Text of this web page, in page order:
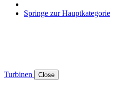
Springe zur Hauptkategorie
Turbinen Close